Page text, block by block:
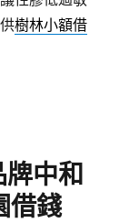
樹林小額借
中和
借錢